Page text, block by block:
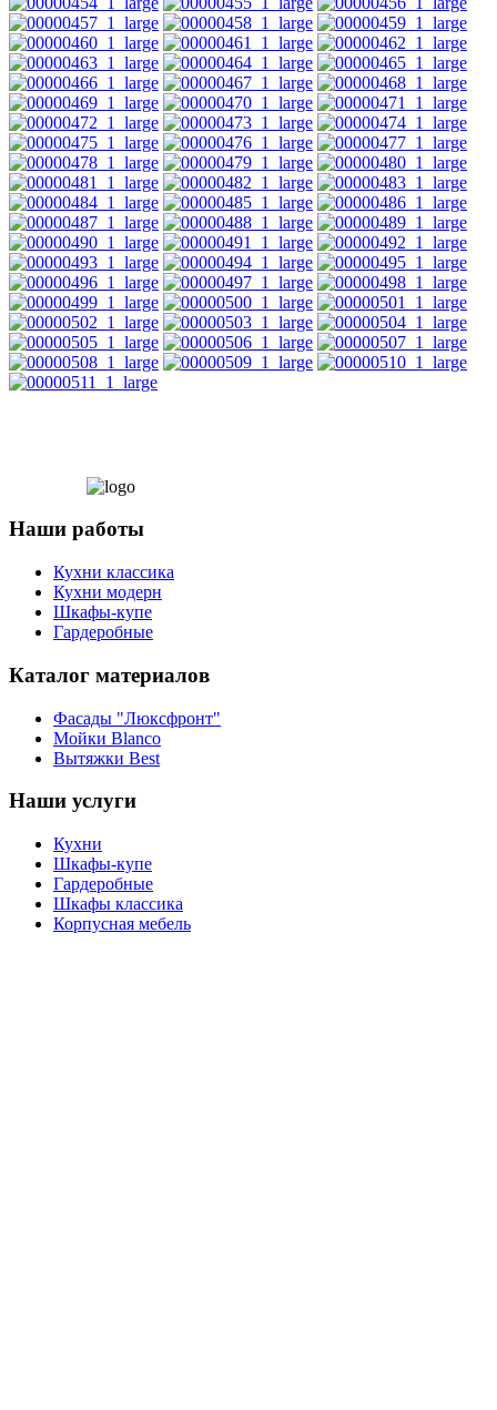
Наши работы
Кухни классика
Кухни модерн
Шкафы-купе
Гардеробные
Каталог материалов
Фасады "Люксфронт"
Мойки Blanco
Вытяжки Best
Наши услуги
Кухни
Шкафы-купе
Гардеробные
Шкафы классика
Корпусная мебель